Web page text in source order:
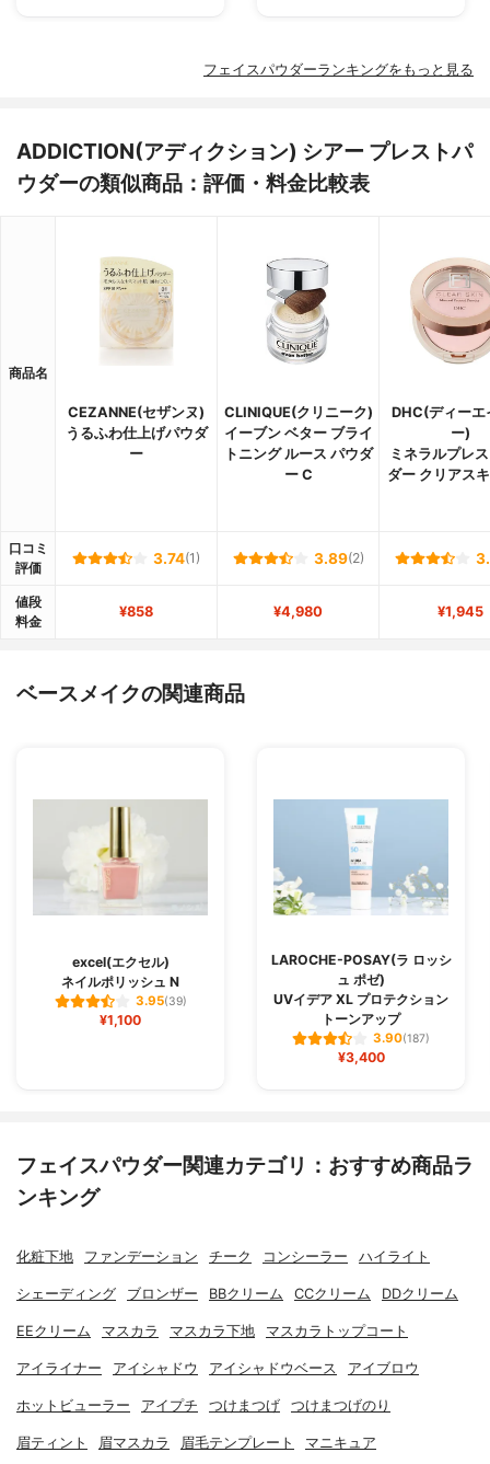
フェイスパウダーランキングをもっと見る
ADDICTION(アディクション) シアー プレストパ
ウダーの類似商品：評価・料金比較表
商品名
CEZANNE(セザンヌ)
うるふわ仕上げパウダ
ー
CLINIQUE(クリニーク)
イーブン ベター ブライ
トニング ルース パウダ
ー C
DHC(ディーエ
ー)
ミネラルプレ
ダー クリアス
口コミ
評価
3.74(1) 3.89(2)
値段
料金
¥858 ¥4,980 ¥1,945
ベースメイクの関連商品
excel(エクセル)
ネイルポリッシュ N
3.95(39)
¥1,100
LAROCHE-POSAY(ラ ロッシ
ュ ポゼ)
UVイデア XL プロテクション
トーンアップ
3.90(187)
¥3,400
フェイスパウダー関連カテゴリ：おすすめ商品ラ
ンキング
化粧下地 ファンデーション チーク コンシーラー ハイライト
シェーディング ブロンザー BBクリーム CCクリーム DDクリーム
EEクリーム マスカラ マスカラ下地 マスカラトップコート
アイライナー アイシャドウ アイシャドウベース アイブロウ
ホットビューラー アイプチ つけまつげ つけまつげのり
眉ティント 眉マスカラ 眉毛テンプレート マニキュア